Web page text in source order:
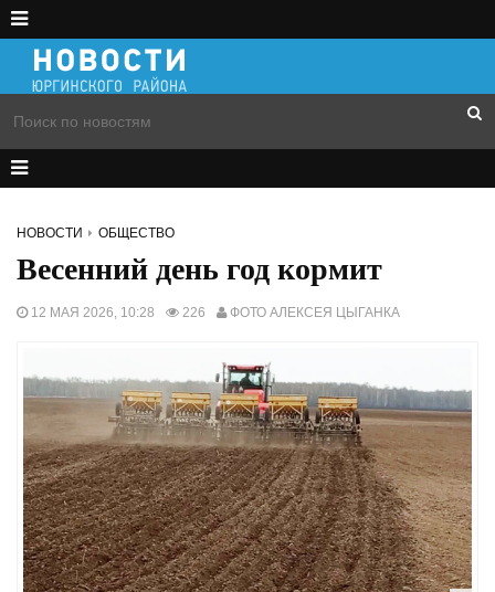
НОВОСТИ ОБЩЕСТВО
Весенний день год кормит
12 МАЯ 2026, 10:28 226 ФОТО АЛЕКСЕЯ ЦЫГАНКА